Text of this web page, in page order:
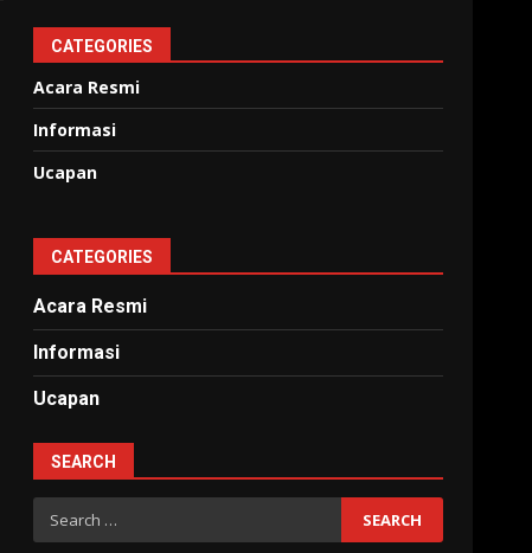
CATEGORIES
Acara Resmi
Informasi
Ucapan
CATEGORIES
Acara Resmi
Informasi
Ucapan
SEARCH
Search
for: